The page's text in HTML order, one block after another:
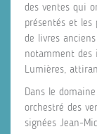
des ventes qui
présentés et
de livres
notamment des
Lumières,
Dans le
orchestré des
signées Jean-